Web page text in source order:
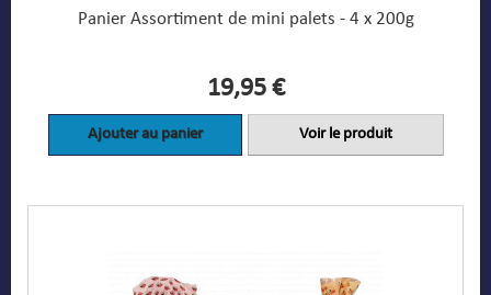
Panier Assortiment de mini palets - 4 x 200g
19,95 €
Ajouter au panier Voir le produit